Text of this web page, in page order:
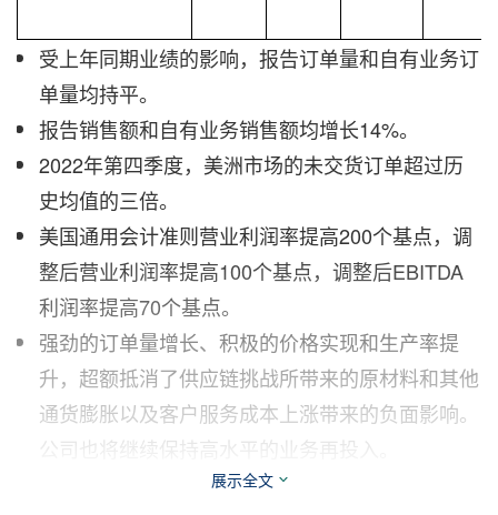
受上年同期业绩的影响，报告订单量和自有业务订
单量均持平。
报告销售额和自有业务销售额均增长14%。
2022年第四季度，美洲市场的未交货订单超过历
史均值的三倍。
美国通用会计准则营业利润率提高200个基点，调
整后营业利润率提高100个基点，调整后EBITDA
利润率提高70个基点。
强劲的订单量增长、积极的价格实现和生产率提
升，超额抵消了供应链挑战所带来的原材料和其他
通货膨胀以及客户服务成本上涨带来的负面影响。
公司也将继续保持高水平的业务再投入。
展示全文